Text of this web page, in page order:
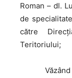
Roman – dl.
de
către
Teritoriului;
Văzând